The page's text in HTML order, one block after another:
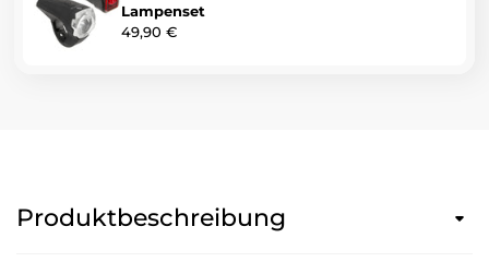
Lampenset
49,90 €
Produktbeschreibung